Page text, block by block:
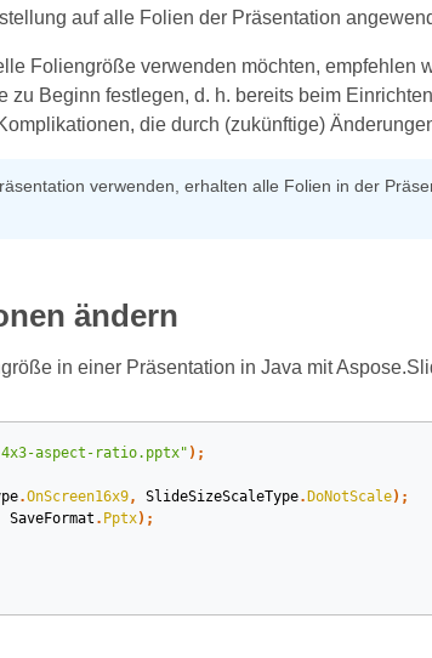
auf alle Folien der Präsentation
Foliengröße verwenden möchten, empfehlen
zu Beginn festlegen, d. h. bereits beim
die durch (zukünftige)
verwenden, erhalten alle Folien in der
ändern
in einer Präsentation in Java mit
aspect-ratio.pptx" );
.OnScreen16x9, SlideSizeScaleType. DoNotScale);
SaveFormat . Pptx);